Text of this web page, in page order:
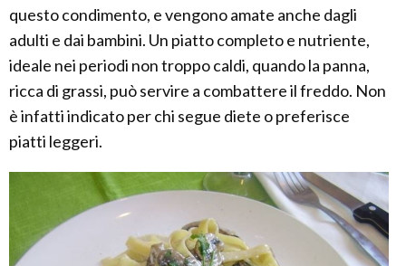
questo condimento, e vengono amate anche dagli
adulti e dai bambini. Un piatto completo e nutriente,
ideale nei periodi non troppo caldi, quando la panna,
ricca di grassi, può servire a combattere il freddo. Non
è infatti indicato per chi segue diete o preferisce
piatti leggeri.